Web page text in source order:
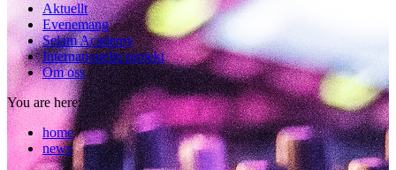
Aktuellt
Evenemang
Selam Academy
Internationella projekt
Om oss
You are here:
home /
news